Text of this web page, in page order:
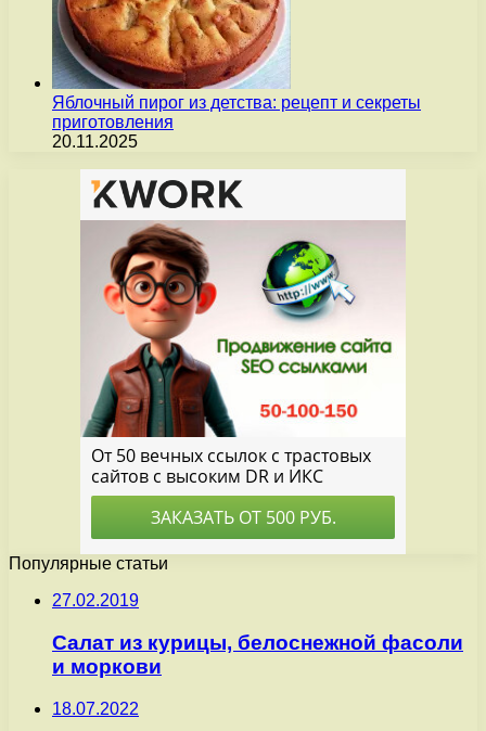
Яблочный пирог из детства: рецепт и секреты
приготовления
20.11.2025
Популярные статьи
27.02.2019
Салат из курицы, белоснежной фасоли
и моркови
18.07.2022